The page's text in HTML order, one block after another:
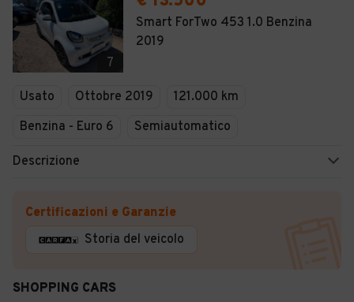
7
Smart ForTwo 453 1.0 Benzina
2019
Usato Ottobre 2019
121.000 km
Benzina - Euro 6
Semiautomatico
Descrizione
Certificazioni e Garanzie
Storia del veicolo
SHOPPING CARS